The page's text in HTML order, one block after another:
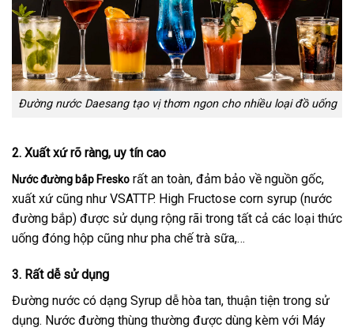
Đường nước Daesang tạo vị thơm ngon cho nhiều loại đồ uống
2. Xuất xứ rõ ràng, uy tín cao
Nước đường bắp Fresko rất an toàn, đảm bảo về nguồn gốc,
xuất xứ cũng như VSATTP. High Fructose corn syrup (nước
đường bắp) được sử dụng rộng rãi trong tất cả các loại thức
uống đóng hộp cũng như pha chế trà sữa,…
3. Rất dễ sử dụng
Đường nước có dạng Syrup dễ hòa tan, thuận tiện trong sử
dụng. Nước đường thùng thường được dùng kèm với Máy